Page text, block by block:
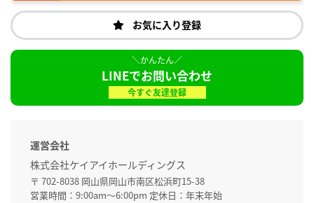
お気に入り登録
LINEでお問い合わせ
今すぐ友達登録
運営会社
株式会社ケイアイホールディングス
〒 702-8038 岡山県岡山市南区松浜町15-38
営業時間：9:00am～6:00pm 定休日：年末年始